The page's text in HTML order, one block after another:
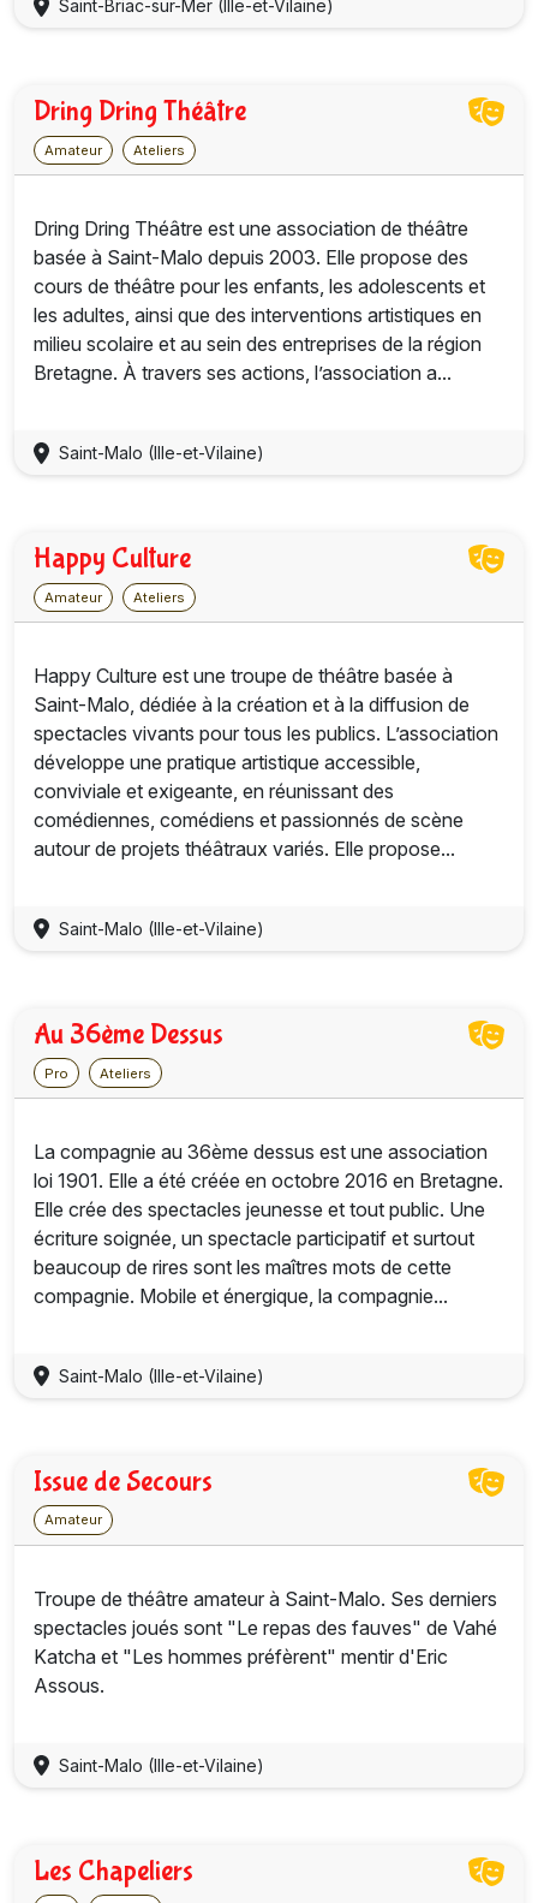
Saint-Briac-sur-Mer (Ille-et-Vilaine)
Dring Dring Théâtre
Amateur Ateliers
Dring Dring Théâtre est une association de théâtre
basée à Saint-Malo depuis 2003. Elle propose des
cours de théâtre pour les enfants, les adolescents et
les adultes, ainsi que des interventions artistiques en
milieu scolaire et au sein des entreprises de la région
Bretagne. À travers ses actions, l’association a...
Saint-Malo (Ille-et-Vilaine)
Happy Culture
Amateur Ateliers
Happy Culture est une troupe de théâtre basée à
Saint-Malo, dédiée à la création et à la diffusion de
spectacles vivants pour tous les publics. L’association
développe une pratique artistique accessible,
conviviale et exigeante, en réunissant des
comédiennes, comédiens et passionnés de scène
autour de projets théâtraux variés. Elle propose...
Saint-Malo (Ille-et-Vilaine)
Au 36ème Dessus
Pro Ateliers
La compagnie au 36ème dessus est une association
loi 1901. Elle a été créée en octobre 2016 en Bretagne.
Elle crée des spectacles jeunesse et tout public. Une
écriture soignée, un spectacle participatif et surtout
beaucoup de rires sont les maîtres mots de cette
compagnie. Mobile et énergique, la compagnie...
Saint-Malo (Ille-et-Vilaine)
Issue de Secours
Amateur
Troupe de théâtre amateur à Saint-Malo. Ses derniers
spectacles joués sont "Le repas des fauves" de Vahé
Katcha et "Les hommes préfèrent" mentir d'Eric
Assous.
Saint-Malo (Ille-et-Vilaine)
Les Chapeliers